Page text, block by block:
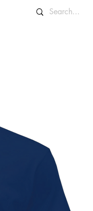
INFO E CONTATTI